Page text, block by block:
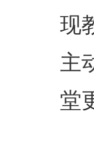
现
主
堂